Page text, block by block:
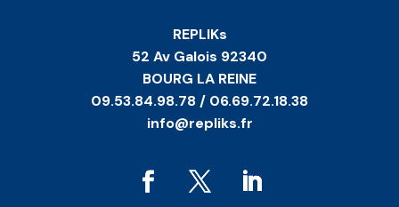
REPLIKs
52 Av Galois 92340
BOURG LA REINE
09.53.84.98.78 / 06.69.72.18.38
info@repliks.fr